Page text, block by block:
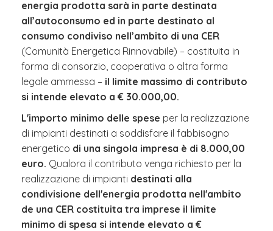
energia prodotta sarà in parte destinata
all’autoconsumo ed in parte destinato al
consumo condiviso nell’ambito di una CER
(Comunità Energetica Rinnovabile) – costituita in
forma di consorzio, cooperativa o altra forma
legale ammessa – il limite massimo di contributo
si intende elevato a € 30.000,00.
L'importo minimo delle spese per la realizzazione
di impianti destinati a soddisfare il fabbisogno
energetico di una singola impresa è di 8.000,00
euro. Qualora il contributo venga richiesto per la
realizzazione di impianti destinati alla
condivisione dell'energia prodotta nell'ambito
de una CER costituita tra imprese il limite
minimo di spesa si intende elevato a €